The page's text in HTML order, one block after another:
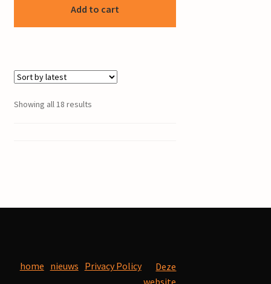
Add to cart
Showing all 18 results
home nieuws Privacy Policy
Deze
website